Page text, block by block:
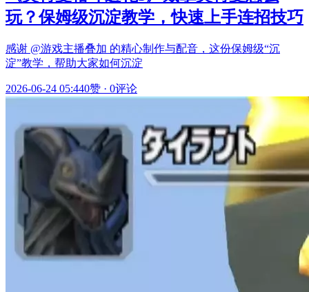
玩？保姆级沉淀教学，快速上手连招技巧
感谢 @游戏主播叠加 的精心制作与配音，这份保姆级“沉
淀”教学，帮助大家如何沉淀
2026-06-24 05:440赞 · 0评论